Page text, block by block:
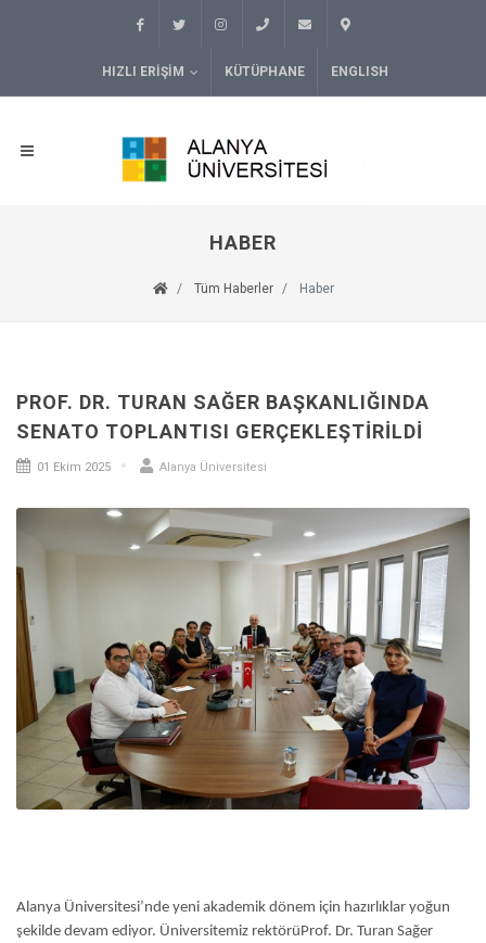
HIZLI ERIŞIM KÜTÜPHANE ENGLISH
HABER
Tüm Haberler Haber
PROF. DR. TURAN SAĞER BAŞKANLIĞINDA
SENATO TOPLANTISI GERÇEKLEŞTIRILDI
01 Ekim 2025 Alanya Üniversitesi
Alanya Üniversitesi’nde yeni akademik dönem için hazırlıklar yoğun
şekilde devam ediyor. Üniversitemiz rektörüProf. Dr. Turan Sağer